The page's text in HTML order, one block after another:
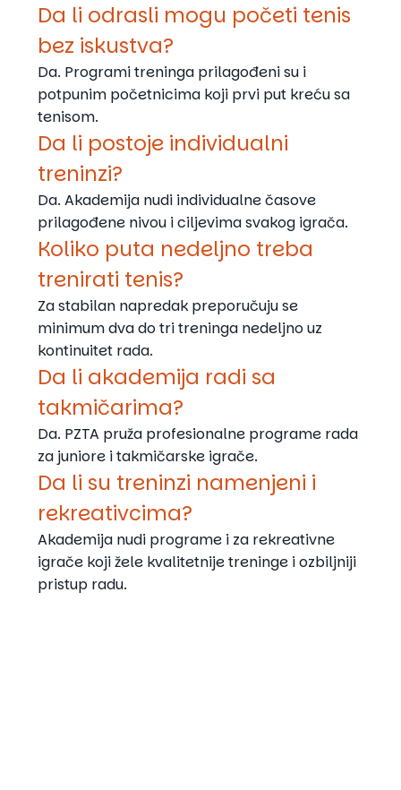
Da li odrasli mogu početi tenis
bez iskustva?
Da. Programi treninga prilagođeni su i
potpunim početnicima koji prvi put kreću sa
tenisom.
Da li postoje individualni
treninzi?
Da. Akademija nudi individualne časove
prilagođene nivou i ciljevima svakog igrača.
Koliko puta nedeljno treba
trenirati tenis?
Za stabilan napredak preporučuju se
minimum dva do tri treninga nedeljno uz
kontinuitet rada.
Da li akademija radi sa
takmičarima?
Da. PZTA pruža profesionalne programe rada
za juniore i takmičarske igrače.
Da li su treninzi namenjeni i
rekreativcima?
Akademija nudi programe i za rekreativne
igrače koji žele kvalitetnije treninge i ozbiljniji
pristup radu.